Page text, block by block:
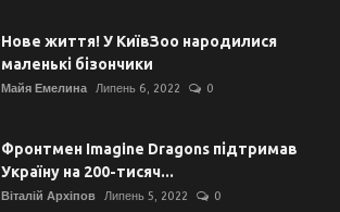
Нове життя! У КиївЗоо народилися
маленькі бізончики
Майя Емелина Липень 6, 2022 0
Фронтмен Imagine Dragons підтримав
Україну на 200-тисяч...
Віталій Архіпов Липень 5, 2022 0